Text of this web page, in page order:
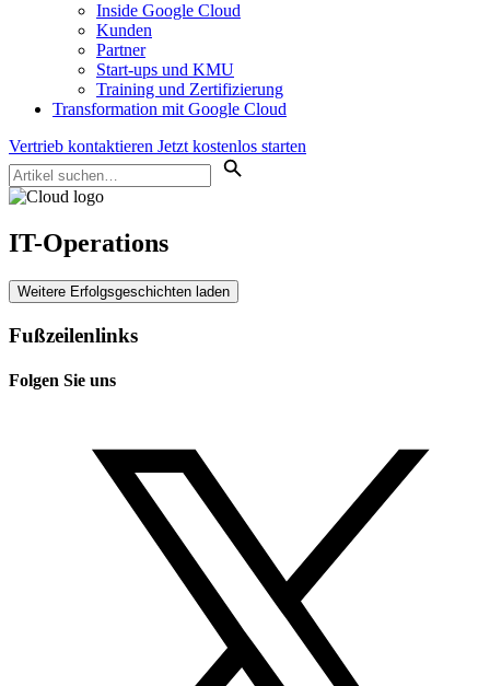
Inside Google Cloud
Kunden
Partner
Start-ups und KMU
Training und Zertifizierung
Transformation mit Google Cloud
Vertrieb kontaktieren Jetzt kostenlos starten
IT-Operations
Weitere Erfolgsgeschichten laden
Fußzeilenlinks
Folgen Sie uns